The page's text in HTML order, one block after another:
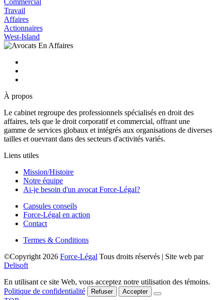
Commercial
Travail
Affaires
Actionnaires
West-Island
À propos
Le cabinet regroupe des professionnels spécialisés en droit des
affaires, tels que le droit corporatif et commercial, offrant une
gamme de services globaux et intégrés aux organisations de diverses
tailles et ouevrant dans des secteurs d'activités variés.
Liens utiles
Mission/Histoire
Notre équipe
Ai-je besoin d'un avocat Force-Légal?
Capsules conseils
Force-Légal en action
Contact
Termes & Conditions
©Copyright 2026 Force-Légal Tous droits réservés | Site web par
Delisoft
En utilisant ce site Web, vous acceptez notre utilisation des témoins.
Politique de confidentialité
Refuser Accepter